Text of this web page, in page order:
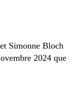
Simonne Bloch
2024 que